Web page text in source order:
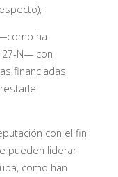
ha
N— con
financiadas
con el fin
pueden liderar
como han